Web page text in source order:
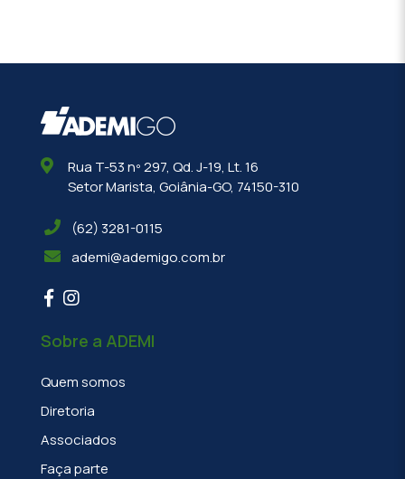
Rua T-53 nº 297, Qd. J-19, Lt. 16
Setor Marista, Goiânia-GO, 74150-310
(62) 3281-0115
ademi@ademigo.com.br
Sobre a ADEMI
Quem somos
Diretoria
Associados
Faça parte